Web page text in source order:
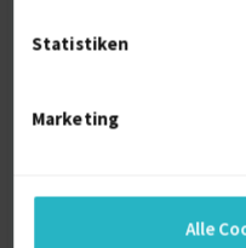
Statistiken
Marketing
Alle
strategischen Beratung
Finanzinstituten und
Marktanalysen und die
Geschäftsstrategien.